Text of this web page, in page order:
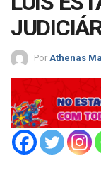
Por Athenas